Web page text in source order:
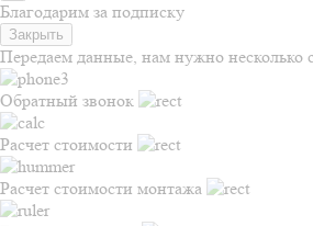
Благодарим за подписку
Закрыть
Передаем данные, нам нужно несколько
Обратный звонок
Расчет стоимости
Расчет стоимости монтажа